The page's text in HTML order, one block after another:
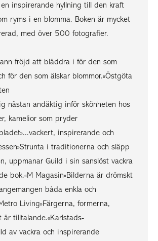
inspirerande hyllning till den kraft
ryms i en blomma. Boken är mycket
med över 500 fotografier.
fröjd att bläddra i för den som
för den som älskar blommor.«Östgöta
nästan andäktig inför skönheten hos
kamelior som pryder
inspirerande och
i traditionerna och släpp
uppmanar Guild i sin sanslöst vackra
bok.«M Magasin»Bilderna är drömskt
båda enkla och
Living»Färgerna, formerna,
är tilltalande.«Karlstads-
av vackra och inspirerande